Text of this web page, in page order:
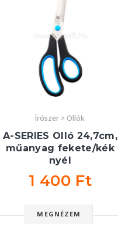
Írószer > Ollók
A-SERIES Olló 24,7cm,
műanyag fekete/kék
nyél
1 400 Ft
MEGNÉZEM